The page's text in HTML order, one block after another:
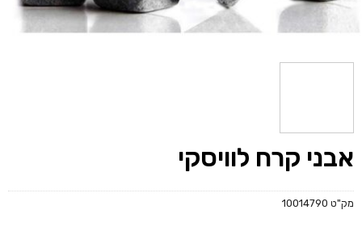
אבני קרח לוויסקי
מק"ט 10014790